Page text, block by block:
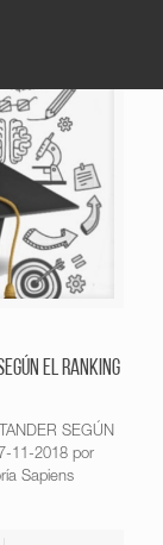
EL RANKING
SEGÚN
11-2018 por
Sapiens